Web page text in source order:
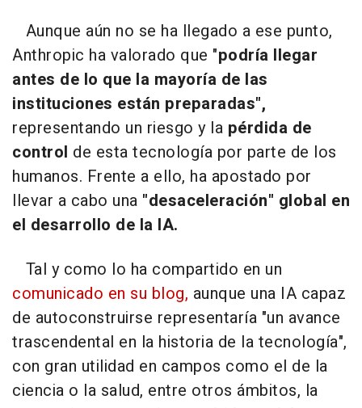
Aunque aún no se ha llegado a ese punto,
Anthropic ha valorado que "podría llegar
antes de lo que la mayoría de las
instituciones están preparadas",
representando un riesgo y la pérdida de
control de esta tecnología por parte de los
humanos. Frente a ello, ha apostado por
llevar a cabo una "desaceleración" global en
el desarrollo de la IA.
Tal y como lo ha compartido en un
comunicado en su blog, aunque una IA capaz
de autoconstruirse representaría "un avance
trascendental en la historia de la tecnología",
con gran utilidad en campos como el de la
ciencia o la salud, entre otros ámbitos, la